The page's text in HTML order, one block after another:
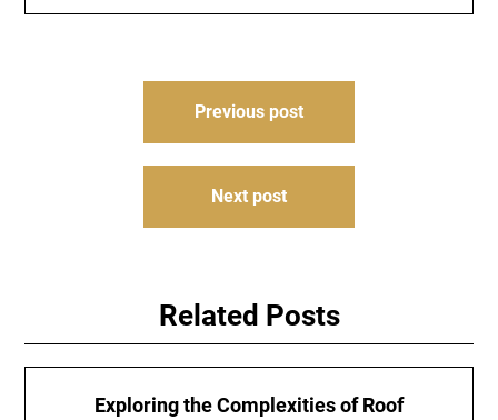
Previous post
Next post
Related Posts
Exploring the Complexities of Roof